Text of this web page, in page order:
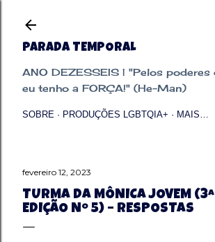
PARADA TEMPORAL
ANO DEZESSEIS | "Pelos poderes
eu tenho a FORÇA!" (He-Man)
SOBRE PRODUÇÕES LGBTQIA+ MAIS…
fevereiro 12, 2023
TURMA DA MÔNICA JOVEM
EDIÇÃO Nº 5) – RESPOSTAS